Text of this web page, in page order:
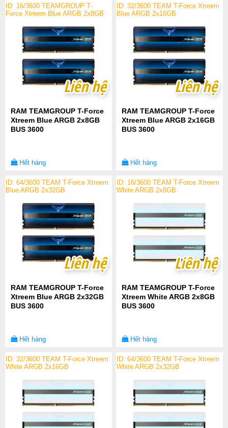
ID: 16/3600 TEAMGROUP T-
Force Xtreem Blue ARGB 2x8GB
Liên hệ
Liên hệ
RAM TEAMGROUP T-Force
Xtreem Blue ARGB 2x8GB
BUS 3600
Hết hàng
ID: 32/3600 TEAM T-Force Xtreem
Blue ARGB 2x16GB
Liên hệ
Liên hệ
RAM TEAMGROUP T-Force
Xtreem Blue ARGB 2x16GB
BUS 3600
Hết hàng
ID: 64/3600 TEAM T-Force Xtreem
Blue ARGB 2x32GB
Liên hệ
Liên hệ
RAM TEAMGROUP T-Force
Xtreem Blue ARGB 2x32GB
BUS 3600
Hết hàng
ID: 16/3600 TEAM T-Force Xtreem
White ARGB 2x8GB
Liên hệ
Liên hệ
RAM TEAMGROUP T-Force
Xtreem White ARGB 2x8GB
BUS 3600
Hết hàng
ID: 32/3600 TEAM T-Force Xtreem
White ARGB 2x16GB
ID: 64/3600 TEAM T-Force Xtreem
White ARGB 2x32GB